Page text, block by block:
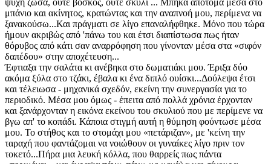
μπάνιο και ακίνητος, κρατώντας και την αναπνοή μου, περίμενα να
ξανακούσω...Και πράγματι σε λίγο επαναλήφθηκε. Μόνο που τώρα
ήμουν ακριβώς από 'πάνω του και έτσι διαπίστωσα πως ήταν
θόρυβος από κάτι σαν αναρρόφηση που γίνονταν μέσα στα «σιφόν
δαπέδου» στην αποχέτευση...
Έφτιαξα την σαλάτα κι ανέβηκα στο δωματιάκι μου. Έριξα δύο
ακόμα ξύλα στο τζάκι, έβαλα κι ένα διπλό ουίσκι...Δούλεψα έτσι
και τέλειωσα - μηχανικά σχεδόν, εκείνη την συνεργασία για το
περιοδικό. Μέσα μου όμως - έπειτα από πολλά χρόνια έρχονταν
και ξανάρχονταν η εικόνα εκείνου του σκυλιού που με περίμενε να
βγω απ' το κοπάδι. Κάποια στιγμή αυτή η θύμηση φούντωσε μέσα
μου. Το στήθος και το στομάχι μου «πετάριζαν», με 'κείνη την
ταραχή που φαντάζομαι να νοιώθουν οι γυναίκες λίγο πριν τον
τοκετό...Πήρα μια λευκή κόλλα, που θαρρείς πως πάντα